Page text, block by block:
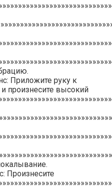
Приложите руку к
произнесите высокий
Произнесите